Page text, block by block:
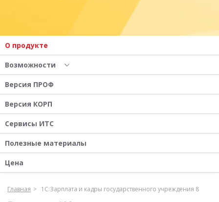
О продукте
Возможности
Версия ПРОФ
Версия КОРП
Сервисы ИТС
Полезные материалы
Цена
Главная 1С:Зарплата и кадры государственного учреждения 8